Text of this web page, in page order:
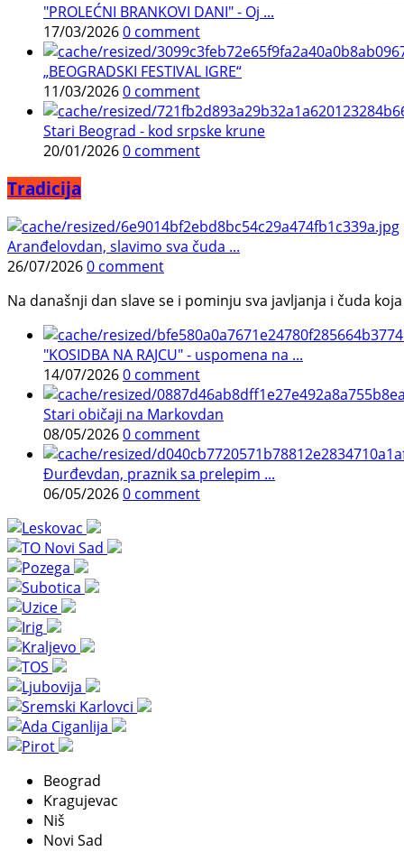
"PROLEĆNI BRANKOVI DANI" - Oj ...
17/03/20260 comment
„BEOGRADSKI FESTIVAL IGRE“
11/03/20260 comment
Stari Beograd - kod srpske krune
20/01/20260 comment
Tradicija
Aranđelovdan, slavimo sva čuda ...
26/07/20260 comment
Na današnji dan slave se i pominju sva javljanja i čuda
"KOSIDBA NA RAJCU" - uspomena na ...
14/07/20260 comment
Stari običaji na Markovdan
08/05/20260 comment
Đurđevdan, praznik sa prelepim ...
06/05/20260 comment
Beograd
Kragujevac
Niš
Novi Sad